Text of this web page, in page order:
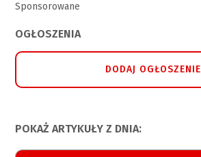
Sponsorowane
OGŁOSZENIA
DODAJ OGŁOSZENIE
POKAŻ ARTYKUŁY Z DNIA: